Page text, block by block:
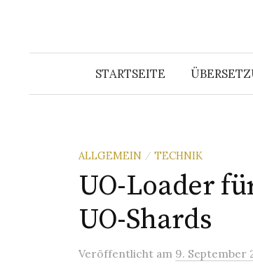
STARTSEITE
ALLGEMEIN / TECHNIK
UO-Loader
UO-Shards
Veröffentlicht am 9. September